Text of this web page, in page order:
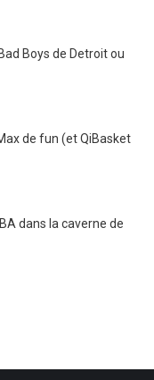
Boys de Detroit ou
de fun (et QiBasket
dans la caverne de